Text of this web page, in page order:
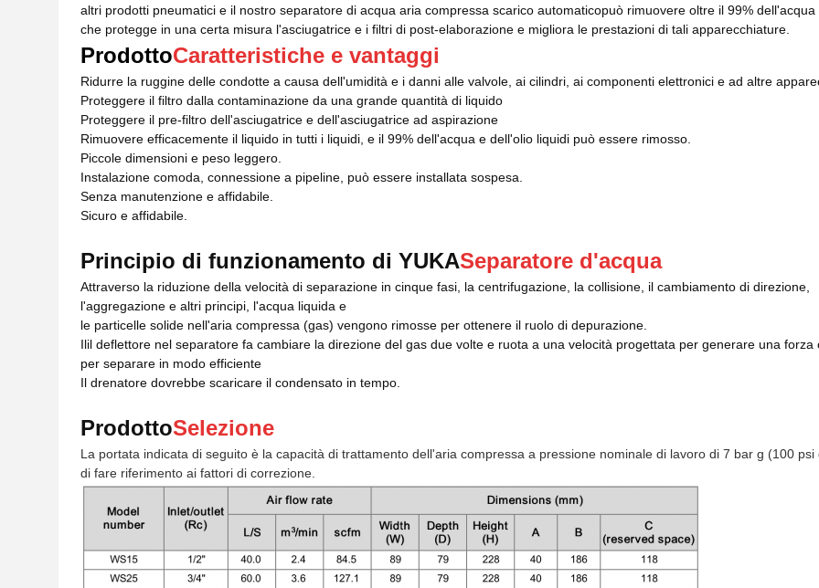
altri prodotti pneumatici e il nostro separatore di acqua aria compressa scarico automaticopuò rimuovere oltre il 99% dell'acqua
che protegge in una certa misura l'asciugatrice e i filtri di post-elaborazione e migliora le prestazioni di tali apparecchiature.
ProdottoCaratteristiche e vantaggi
Ridurre la ruggine delle condotte a causa dell'umidità e i danni alle valvole, ai cilindri, ai componenti elettronici e ad altre
Proteggere il filtro dalla contaminazione da una grande quantità di liquido
Proteggere il pre-filtro dell'asciugatrice e dell'asciugatrice ad aspirazione
Rimuovere efficacemente il liquido in tutti i liquidi, e il 99% dell'acqua e dell'olio liquidi può essere rimosso.
Piccole dimensioni e peso leggero.
Instalazione comoda, connessione a pipeline, può essere installata sospesa.
Senza manutenzione e affidabile.
Sicuro e affidabile.
Principio di funzionamento di YUKASeparatore d'acqua
Attraverso la riduzione della velocità di separazione in cinque fasi, la centrifugazione, la collisione, il cambiamento di direzione,
l'aggregazione e altri principi, l'acqua liquida e
le particelle solide nell'aria compressa (gas) vengono rimosse per ottenere il ruolo di depurazione.
Ilil deflettore nel separatore fa cambiare la direzione del gas due volte e ruota a una velocità progettata per generare una forza
per separare in modo efficiente
Il drenatore dovrebbe scaricare il condensato in tempo.
ProdottoSelezione
La portata indicata di seguito è la capacità di trattamento dell'aria compressa a pressione nominale di lavoro di 7 bar g (100 psi
di fare riferimento ai fattori di correzione.